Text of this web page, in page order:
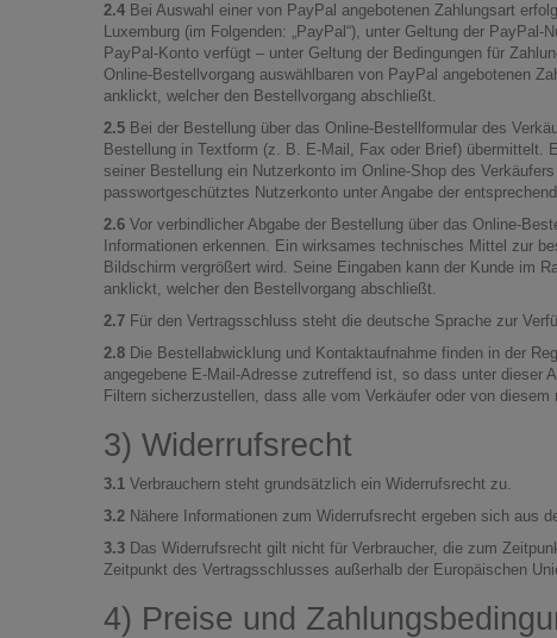
2.4 Bei Auswahl einer von PayPal angebotenen Zahlungsart
Luxemburg (im Folgenden: „PayPal“), unter Geltung der PayPal-
PayPal-Konto verfügt – unter Geltung der Bedingungen für
Online-Bestellvorgang auswählbaren von PayPal angebotenen
anklickt, welcher den Bestellvorgang abschließt.
2.5 Bei der Bestellung über das Online-Bestellformular des
Bestellung in Textform (z. B. E-Mail, Fax oder Brief) übermittelt.
seiner Bestellung ein Nutzerkonto im Online-Shop des
passwortgeschütztes Nutzerkonto unter Angabe der
2.6 Vor verbindlicher Abgabe der Bestellung über das Online-
Informationen erkennen. Ein wirksames technisches Mittel zur
Bildschirm vergrößert wird. Seine Eingaben kann der Kunde im
anklickt, welcher den Bestellvorgang abschließt.
2.7 Für den Vertragsschluss steht die deutsche Sprache zur
2.8 Die Bestellabwicklung und Kontaktaufnahme finden in der
angegebene E-Mail-Adresse zutreffend ist, so dass unter dieser
Filtern sicherzustellen, dass alle vom Verkäufer oder von
3) Widerrufsrecht
3.1 Verbrauchern steht grundsätzlich ein Widerrufsrecht zu.
3.2 Nähere Informationen zum Widerrufsrecht ergeben sich aus
3.3 Das Widerrufsrecht gilt nicht für Verbraucher, die zum
Zeitpunkt des Vertragsschlusses außerhalb der Europäischen
4) Preise und